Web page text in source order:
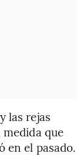
las rejas
que
en el pasado.